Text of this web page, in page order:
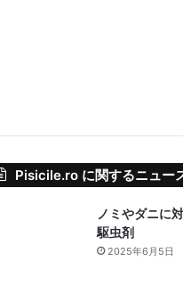
Pisicile.ro に関するニュー
ノミやダニに
駆虫剤
2025年6月5日